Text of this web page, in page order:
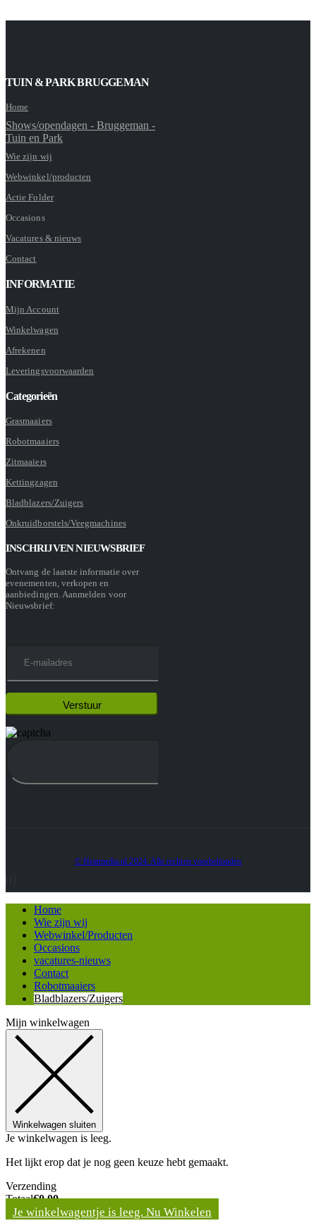
TUIN & PARK BRUGGEMAN
Home
Shows/opendagen - Bruggeman -
Tuin en Park
Wie zijn wij
Webwinkel/producten
Actie Folder
Occasions
Vacatures & nieuws
Contact
INFORMATIE
Mijn Account
Winkelwagen
Afrekenen
Leveringsvoorwaarden
Categorieën
Grasmaaiers
Robotmaaiers
Zitmaaiers
Kettingzagen
Bladblazers/Zuigers
Onkruidborstels/Veegmachines
INSCHRIJVEN NIEUWSBRIEF
Ontvang de laatste informatie over
evenementen, verkopen en
aanbiedingen. Aanmelden voor
Nieuwsbrief:
© Heatmedia.nl 2024. Alle rechten voorbehouden
Home
Wie zijn wij
Webwinkel/Producten
Occasions
vacatures-nieuws
Contact
Robotmaaiers
Bladblazers/Zuigers
Mijn winkelwagen
Winkelwagen sluiten
Je winkelwagen is leeg.
Het lijkt erop dat je nog geen keuze hebt gemaakt.
Verzending
Totaal€0,00
Je winkelwagentje is leeg. Nu Winkelen